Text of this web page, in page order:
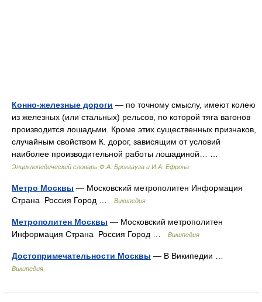
Конно-железные дороги — по точному смыслу, имеют колею
из железных (или стальных) рельсов, по которой тяга вагонов
производится лошадьми. Кроме этих существенных признаков,
случайным свойством К. дорог, зависящим от условий
наиболее производительной работы лошадиной… …
Энциклопедический словарь Ф.А. Брокгауза и И.А. Ефрона
Метро Москвы — Московский метрополитен Информация
Страна Россия Город …
Википедия
Метрополитен Москвы — Московский метрополитен
Информация Страна Россия Город …
Википедия
Достопримечательности Москвы — В Википедии …
Википедия